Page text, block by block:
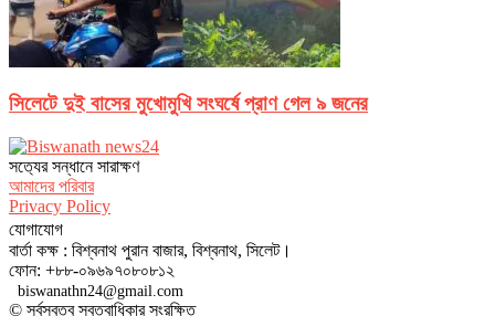
সিলেটে দুই বাসের মুখোমুখি সংঘর্ষে প্রাণ গেল ৯ জনের
সত‌্যের সন্ধানে সারাক্ষণ
আমাদের পরিবার
Privacy Policy
যোগাযোগ
বার্তা কক্ষ : বিশ্বনাথ পুরান বাজার, বিশ্বনাথ, সিলেট।
ফোন: +৮৮-০৯৬৯৭০৮০৮১২
biswanathn24@gmail.com
© সর্বস্বত্ব স্বত্বাধিকার সংরক্ষিত